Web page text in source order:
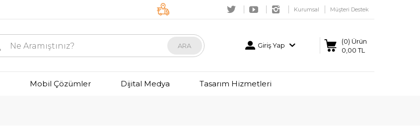
Kurumsal Müşteri Destek
ARA Giriş Yap
(0) Ürün
0,00 TL
Mobil Çözümler Dijital Medya Tasarım Hizmetleri